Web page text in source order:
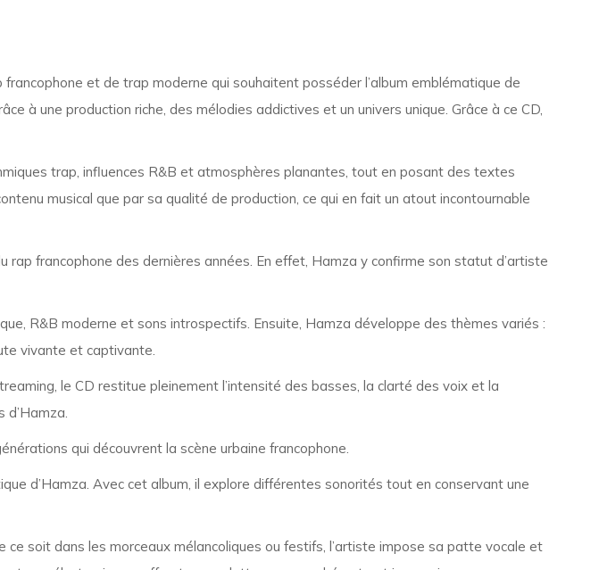
et de trap moderne qui souhaitent posséder l’album emblématique de
à une production riche, des mélodies addictives et un univers unique. Grâce à ce CD,
trap, influences R&B et atmosphères planantes, tout en posant des textes
musical que par sa qualité de production, ce qui en fait un atout incontournable
rap francophone des dernières années. En effet, Hamza y confirme son statut d’artiste
R&B moderne et sons introspectifs. Ensuite, Hamza développe des thèmes variés :
vivante et captivante.
le CD restitue pleinement l’intensité des basses, la clarté des voix et la
d’Hamza.
qui découvrent la scène urbaine francophone.
d’Hamza. Avec cet album, il explore différentes sonorités tout en conservant une
soit dans les morceaux mélancoliques ou festifs, l’artiste impose sa patte vocale et